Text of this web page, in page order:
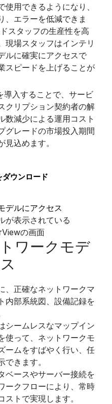
用できるようになり、
、エラーを低減できま
スタッフの生産性を高
現場スタッフはインテリ
ルに確実にアクセスで
スピードを上げることが
入することで、サービ
クリプション契約者の解
数減少による運用コスト
グレードの市場投入期間
込めます。
ウンロード
デルにアクセス
ワークモデ
、正確なネットワークマ
内部系統図、設備記録を
シームレスなマップイン
使って、ネットワークモ
ームをすばやく行い、任
できます。
ベースやサーバー接続を
ークフローにより、常時
ストで実現します。